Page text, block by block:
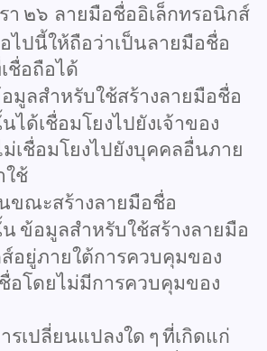
า ๒๖ ลายมือชื่ออิเล็กทรอนิกส์
ปนี้ให้ถือว่าเป็นลายมือชื่อ
ชื่อถือได้
มูลสำหรับใช้สร้างลายมือชื่อ
ได้เชื่อมโยงไปยังเจ้าของ
เชื่อมโยงไปยังบุคคลอื่นภาย
ใช้
ขณะสร้างลายมือชื่อ
น ข้อมูลสำหรับใช้สร้างลายมือ
อยู่ภายใต้การควบคุมของ
อโดยไม่มีการควบคุมของ
รเปลี่ยนแปลงใด ๆ ที่เกิดแก่